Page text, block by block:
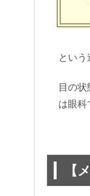
結論か
どこ
メガ